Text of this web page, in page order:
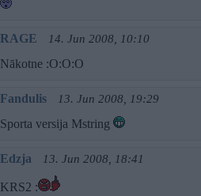
RAGE 14. Jun 2008, 10:10
Nākotne :O:O:O
Fandulis 13. Jun 2008, 19:29
Sporta versija Mstring
Edzja 13. Jun 2008, 18:41
KRS2 :